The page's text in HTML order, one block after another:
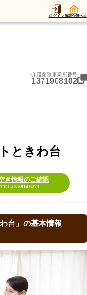
ログイン施設介護へ
ストときわ台
介護保険事業所番号
1371908102
ときわ台
き情報のご確認
TEL.03-5914-6273
台」の基本情報